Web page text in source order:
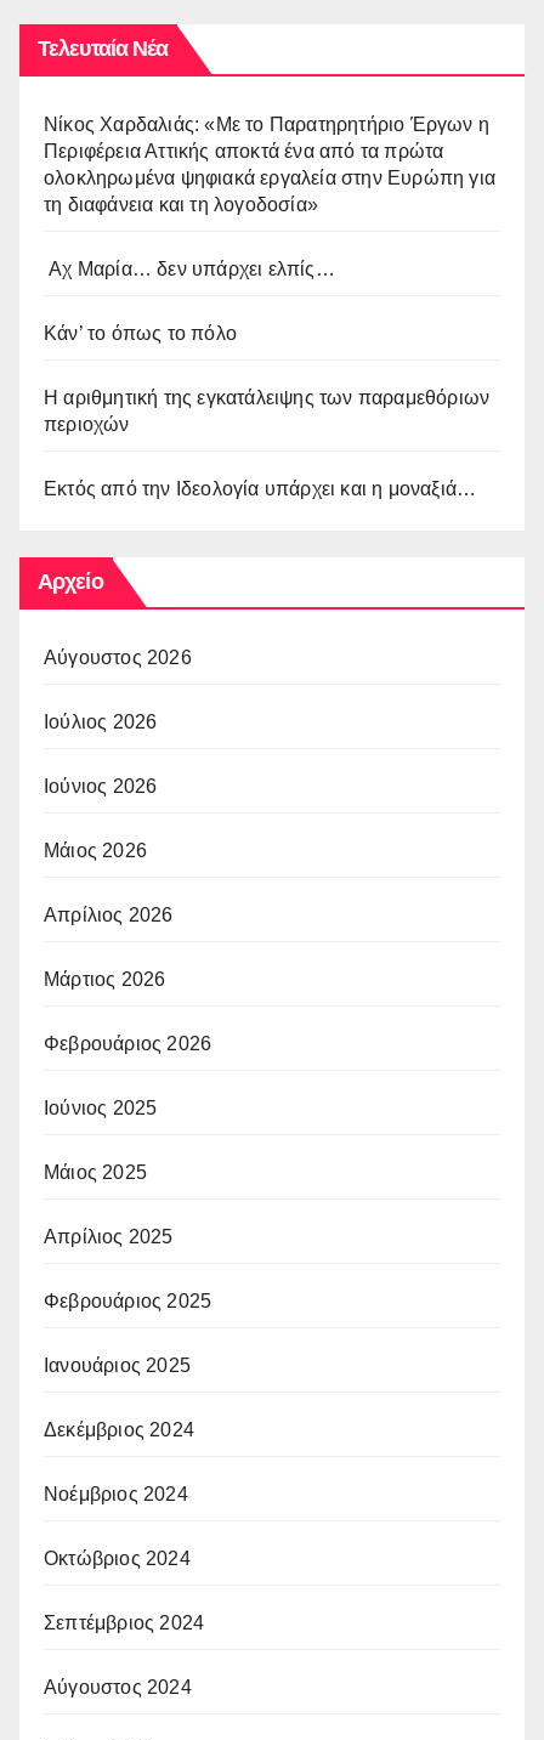
Τελευταία Νέα
Νίκος Χαρδαλιάς: «Με το Παρατηρητήριο Έργων η
Περιφέρεια Αττικής αποκτά ένα από τα πρώτα
ολοκληρωμένα ψηφιακά εργαλεία στην Ευρώπη για
τη διαφάνεια και τη λογοδοσία»
Αχ Μαρία… δεν υπάρχει ελπίς…
Κάν’ το όπως το πόλο
Η αριθμητική της εγκατάλειψης των παραμεθόριων
περιοχών
Εκτός από την Ιδεολογία υπάρχει και η μοναξιά…
Αρχείο
Αύγουστος 2026
Ιούλιος 2026
Ιούνιος 2026
Μάιος 2026
Απρίλιος 2026
Μάρτιος 2026
Φεβρουάριος 2026
Ιούνιος 2025
Μάιος 2025
Απρίλιος 2025
Φεβρουάριος 2025
Ιανουάριος 2025
Δεκέμβριος 2024
Νοέμβριος 2024
Οκτώβριος 2024
Σεπτέμβριος 2024
Αύγουστος 2024